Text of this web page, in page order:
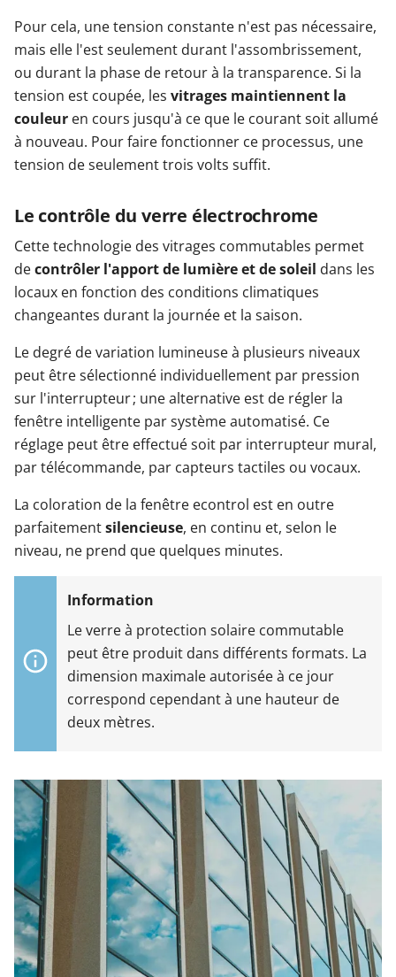
Pour cela, une tension constante n'est pas nécessaire,
mais elle l'est seulement durant l'assombrissement,
ou durant la phase de retour à la transparence. Si la
tension est coupée, les vitrages maintiennent la
couleur en cours jusqu'à ce que le courant soit allumé
à nouveau. Pour faire fonctionner ce processus, une
tension de seulement trois volts suffit.
Le contrôle du verre électrochrome
Cette technologie des vitrages commutables permet
decontrôler l'apport de lumière et de soleil dans les
locaux en fonction des conditions climatiques
changeantes durant la journée et la saison.
Le degré de variation lumineuse à plusieurs niveaux
peut être sélectionné individuellement par pression
sur l'interrupteur ; une alternative est de régler la
fenêtre intelligente par système automatisé. Ce
réglage peut être effectué soit par interrupteur mural,
par télécommande, par capteurs tactiles ou vocaux.
La coloration de la fenêtre econtrol est en outre
parfaitementsilencieuse, en continu et, selon le
niveau, ne prend que quelques minutes.
Le verre à protection solaire commutable
peut être produit dans différents formats. La
dimension maximale autorisée à ce jour
correspond cependant à une hauteur de
deux mètres.